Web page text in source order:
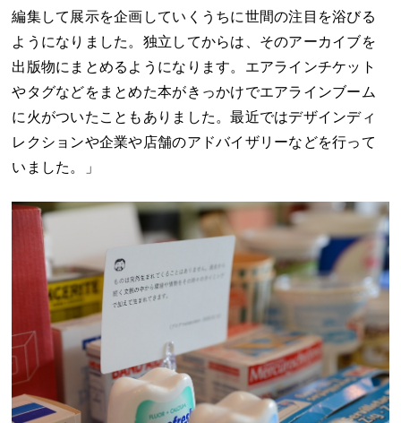
編集して展示を企画していくうちに世間の注目を浴びる
ようになりました。独立してからは、そのアーカイブを
出版物にまとめるようになります。エアラインチケット
やタグなどをまとめた本がきっかけでエアラインブーム
に火がついたこともありました。最近ではデザインディ
レクションや企業や店舗のアドバイザリーなどを行って
いました。」